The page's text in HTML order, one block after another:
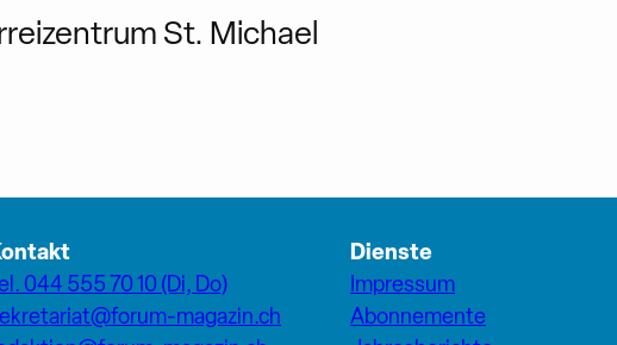
St. Michael
044 555 70 10 (Di, Do)
magazin.ch
Dienste
Impressum
Abonnemente